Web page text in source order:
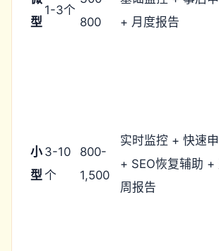
型
1-3个
800
+ 月度报告
小
型
3-10
个
800-
1,500
实时监控 + 快速
+ SEO恢复辅助 +
周报告